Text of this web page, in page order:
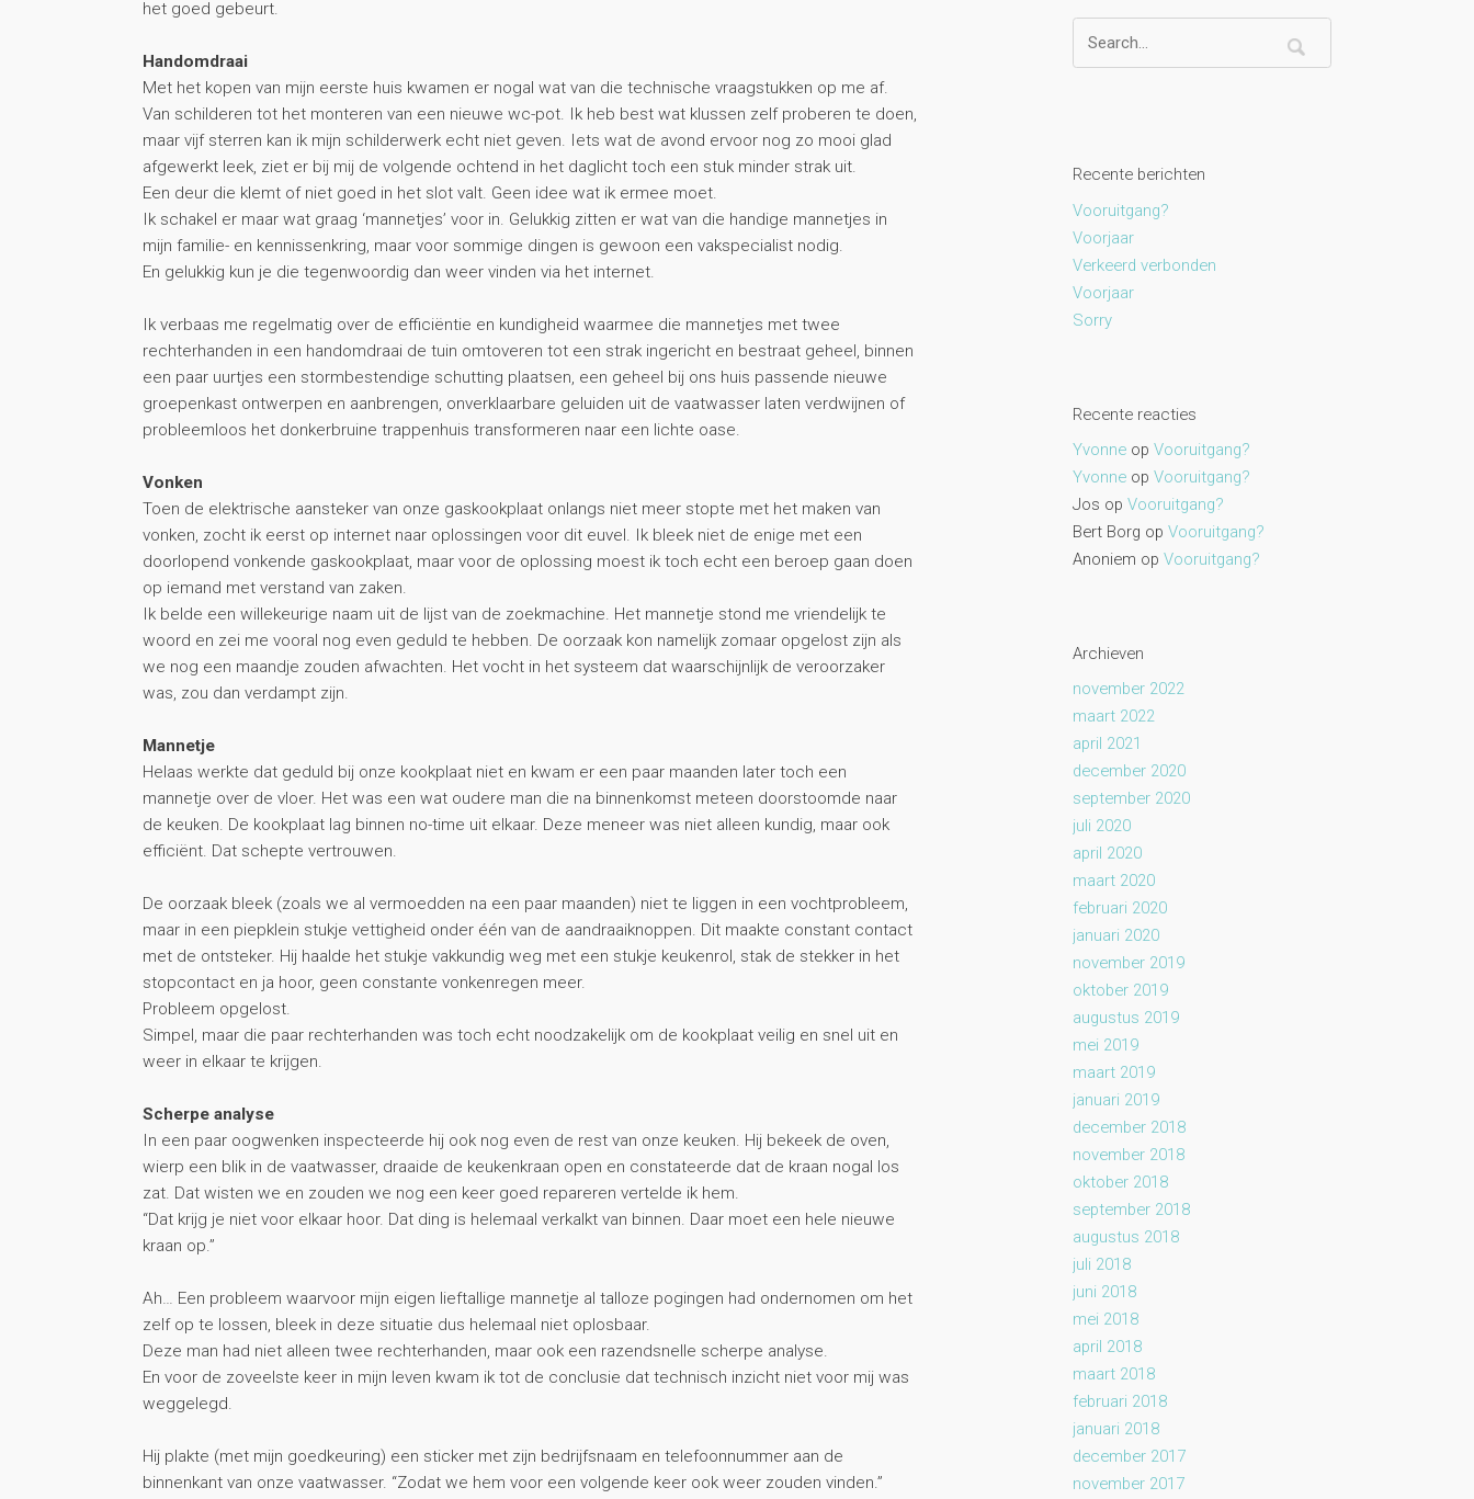
het goed gebeurt.
Handomdraai
Met het kopen van mijn eerste huis kwamen er nogal wat van die technische vraagstukken op me af.
Van schilderen tot het monteren van een nieuwe wc-pot. Ik heb best wat klussen zelf proberen te doen,
maar vijf sterren kan ik mijn schilderwerk echt niet geven. Iets wat de avond ervoor nog zo mooi glad
afgewerkt leek, ziet er bij mij de volgende ochtend in het daglicht toch een stuk minder strak uit.
Een deur die klemt of niet goed in het slot valt. Geen idee wat ik ermee moet.
Ik schakel er maar wat graag ‘mannetjes’ voor in. Gelukkig zitten er wat van die handige mannetjes in
mijn familie- en kennissenkring, maar voor sommige dingen is gewoon een vakspecialist nodig.
En gelukkig kun je die tegenwoordig dan weer vinden via het internet.
Ik verbaas me regelmatig over de efficiëntie en kundigheid waarmee die mannetjes met twee
rechterhanden in een handomdraai de tuin omtoveren tot een strak ingericht en bestraat geheel, binnen
een paar uurtjes een stormbestendige schutting plaatsen, een geheel bij ons huis passende nieuwe
groepenkast ontwerpen en aanbrengen, onverklaarbare geluiden uit de vaatwasser laten verdwijnen of
probleemloos het donkerbruine trappenhuis transformeren naar een lichte oase.
Vonken
Toen de elektrische aansteker van onze gaskookplaat onlangs niet meer stopte met het maken van
vonken, zocht ik eerst op internet naar oplossingen voor dit euvel. Ik bleek niet de enige met een
doorlopend vonkende gaskookplaat, maar voor de oplossing moest ik toch echt een beroep gaan doen
op iemand met verstand van zaken.
Ik belde een willekeurige naam uit de lijst van de zoekmachine. Het mannetje stond me vriendelijk te
woord en zei me vooral nog even geduld te hebben. De oorzaak kon namelijk zomaar opgelost zijn als
we nog een maandje zouden afwachten. Het vocht in het systeem dat waarschijnlijk de veroorzaker
was, zou dan verdampt zijn.
Mannetje
Helaas werkte dat geduld bij onze kookplaat niet en kwam er een paar maanden later toch een
mannetje over de vloer. Het was een wat oudere man die na binnenkomst meteen doorstoomde naar
de keuken. De kookplaat lag binnen no-time uit elkaar. Deze meneer was niet alleen kundig, maar ook
efficiënt. Dat schepte vertrouwen.
De oorzaak bleek (zoals we al vermoedden na een paar maanden) niet te liggen in een vochtprobleem,
maar in een piepklein stukje vettigheid onder één van de aandraaiknoppen. Dit maakte constant contact
met de ontsteker. Hij haalde het stukje vakkundig weg met een stukje keukenrol, stak de stekker in het
stopcontact en ja hoor, geen constante vonkenregen meer.
Probleem opgelost.
Simpel, maar die paar rechterhanden was toch echt noodzakelijk om de kookplaat veilig en snel uit en
weer in elkaar te krijgen.
Scherpe analyse
In een paar oogwenken inspecteerde hij ook nog even de rest van onze keuken. Hij bekeek de oven,
wierp een blik in de vaatwasser, draaide de keukenkraan open en constateerde dat de kraan nogal los
zat. Dat wisten we en zouden we nog een keer goed repareren vertelde ik hem.
“Dat krijg je niet voor elkaar hoor. Dat ding is helemaal verkalkt van binnen. Daar moet een hele nieuwe
kraan op.”
Ah… Een probleem waarvoor mijn eigen lieftallige mannetje al talloze pogingen had ondernomen om het
zelf op te lossen, bleek in deze situatie dus helemaal niet oplosbaar.
Deze man had niet alleen twee rechterhanden, maar ook een razendsnelle scherpe analyse.
En voor de zoveelste keer in mijn leven kwam ik tot de conclusie dat technisch inzicht niet voor mij was
weggelegd.
Hij plakte (met mijn goedkeuring) een sticker met zijn bedrijfsnaam en telefoonnummer aan de
binnenkant van onze vaatwasser. “Zodat we hem voor een volgende keer ook weer zouden vinden.”
Recente berichten
Vooruitgang?
Voorjaar
Verkeerd verbonden
Voorjaar
Sorry
Recente reacties
Yvonne opVooruitgang?
Yvonne opVooruitgang?
Jos opVooruitgang?
Bert Borg opVooruitgang?
Anoniem opVooruitgang?
Archieven
november 2022
maart 2022
april 2021
december 2020
september 2020
juli 2020
april 2020
maart 2020
februari 2020
januari 2020
november 2019
oktober 2019
augustus 2019
mei 2019
maart 2019
januari 2019
december 2018
november 2018
oktober 2018
september 2018
augustus 2018
juli 2018
juni 2018
mei 2018
april 2018
maart 2018
februari 2018
januari 2018
december 2017
november 2017